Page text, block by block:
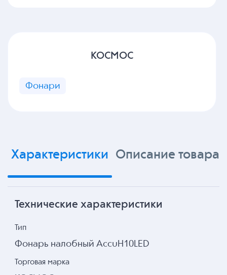
КОСМОС
Фонари
Характеристики Описание товара
Технические характеристики
Тип
Фонарь налобный AccuH10LED
Торговая марка